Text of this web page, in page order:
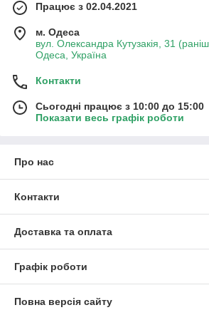
Працює з 02.04.2021
м. Одеса
вул. Олександра Кутузакія, 31
Одеса, Україна
Контакти
Сьогодні працює з 10:00 до 15:00
Показати весь графік роботи
Про нас
Контакти
Доставка та оплата
Графік роботи
Повна версія сайту